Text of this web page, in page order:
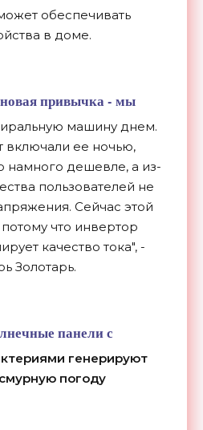
обеспечивать
в доме.
привычка - мы
машину днем.
включали ее ночью,
намного дешевле, а из-
пользователей не
Сейчас этой
что инвертор
качество тока", -
Золотарь.
панели с
генерируют
погоду